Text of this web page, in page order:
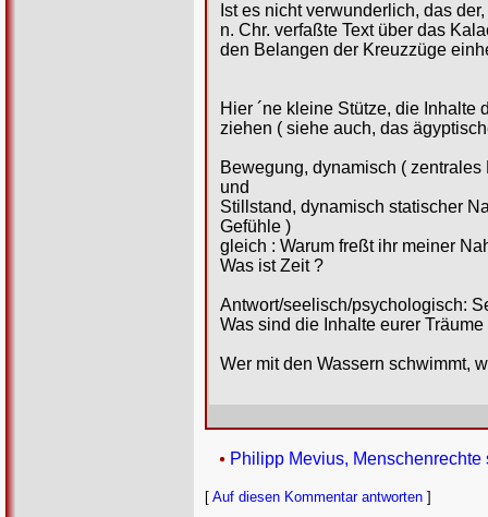
Ist es nicht verwunderlich, das
n. Chr. verfaßte Text über das
den Belangen der Kreuzzüge
Hier ´ne kleine Stütze, die Inhalte
ziehen ( siehe auch, das
Bewegung, dynamisch ( zentrales
und
Stillstand, dynamisch statischer
Gefühle )
gleich : Warum freßt ihr meiner
Was ist Zeit ?
Antwort/seelisch/psychologisch:
Was sind die Inhalte eurer Träume
Wer mit den Wassern schwimmt,
Philipp Mevius,
[ Auf diesen Kommentar antworten ]